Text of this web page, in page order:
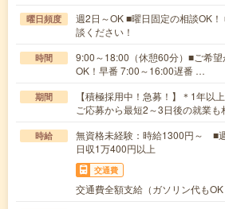
曜日頻度
週2日～OK ■曜日固定の相談OK
談ください！
時間
9:00～18:00（休憩60分）■ご希
OK！早番 7:00～16:00遅番 …
期間
【積極採用中！急募！】＊1年以
ご応募から最短2～3日後の就業も
時給
無資格未経験：時給1300円～
日収1万400円以上
交通費
交通費全額支給（ガソリン代もOK